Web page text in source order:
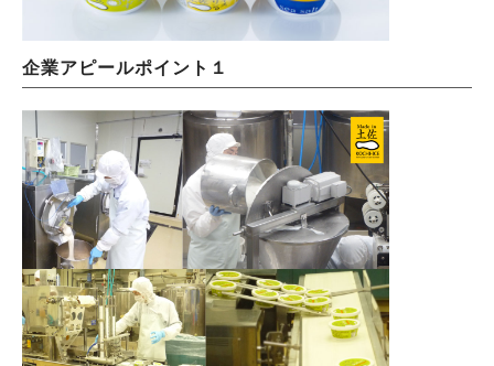
企業アピールポイント１